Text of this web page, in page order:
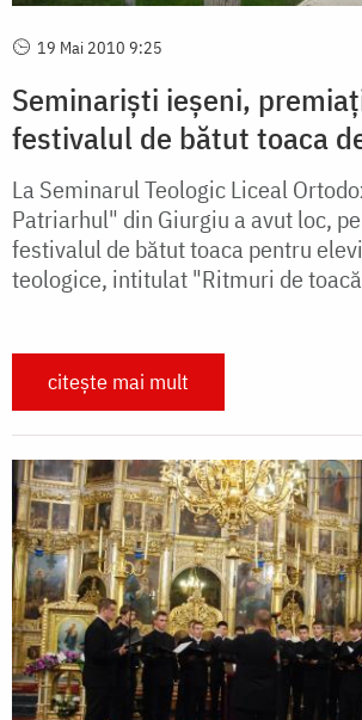
19 Mai 2010 9:25
Seminariști ieșeni,
festivalul de bătut toaca
La Seminarul Teologic Liceal
Patriarhul" din Giurgiu a avut loc,
festivalul de bătut toaca pentru
teologice, intitulat "Ritmuri de
citește mai mult